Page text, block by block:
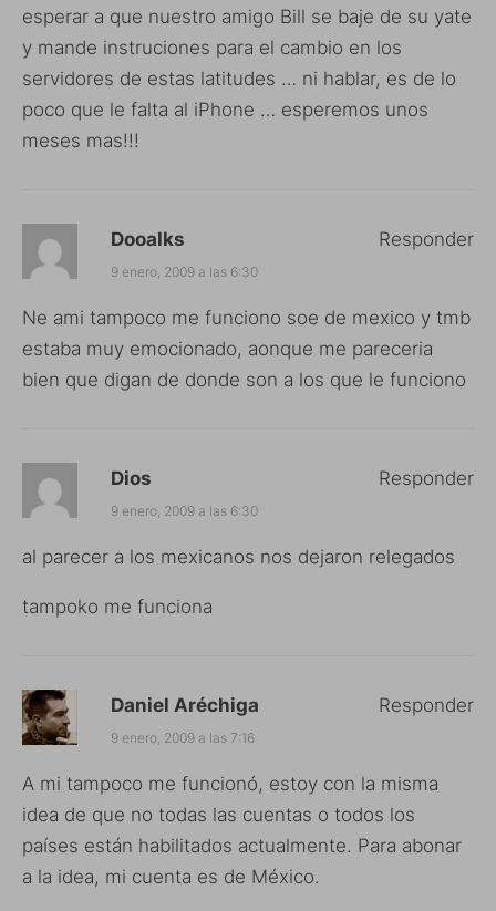
esperar a que nuestro amigo Bill se baje de su yate
y mande instruciones para el cambio en los
servidores de estas latitudes … ni hablar, es de lo
poco que le falta al iPhone … esperemos unos
meses mas!!!
Dooalks
9 enero, 2009 a las 6:30
Ne ami tampoco me funciono soe de mexico y tmb
estaba muy emocionado, aonque me pareceria
bien que digan de donde son a los que le funciono
Responder
Dios
9 enero, 2009 a las 6:30
al parecer a los mexicanos nos dejaron relegados
tampoko me funciona
Responder
Daniel Aréchiga
9 enero, 2009 a las 7:16
A mi tampoco me funcionó, estoy con la misma
idea de que no todas las cuentas o todos los
países están habilitados actualmente. Para abonar
a la idea, mi cuenta es de México.
Responder